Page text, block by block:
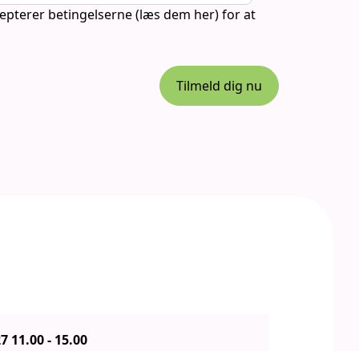
betingelserne (læs dem her) for at
Tilmeld dig nu
11.00- 15.00